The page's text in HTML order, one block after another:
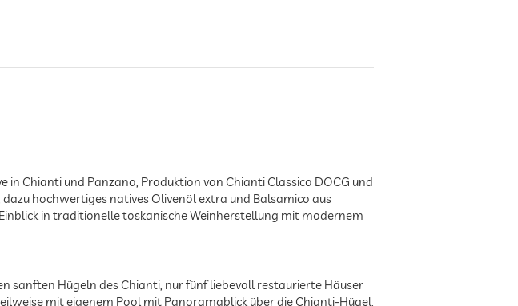
in Chianti und Panzano, Produktion von Chianti Classico DOCG und
hochwertiges natives Olivenöl extra und Balsamico aus
in traditionelle toskanische Weinherstellung mit modernem
sanften Hügeln des Chianti, nur fünf liebevoll restaurierte Häuser
mit eigenem Pool mit Panoramablick über die Chianti-Hügel,